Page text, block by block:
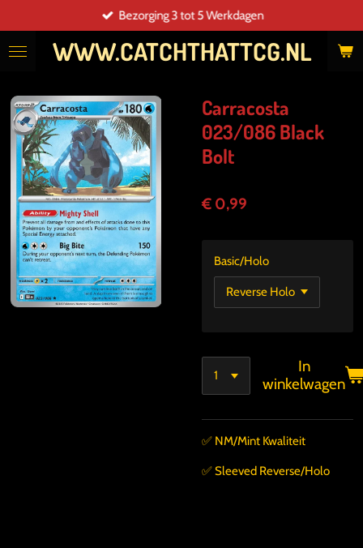
direct
naar
WWW.CATCHTHATTCG.NL
Bezorging 3 tot 5 Werkdagen
Carracosta
023/086 Black
Bolt
€ 0,99
Basic/Holo
In
winkelwagen
✅️ NM/Mint Kwaliteit
✅️ Sleeved Reverse/Holo